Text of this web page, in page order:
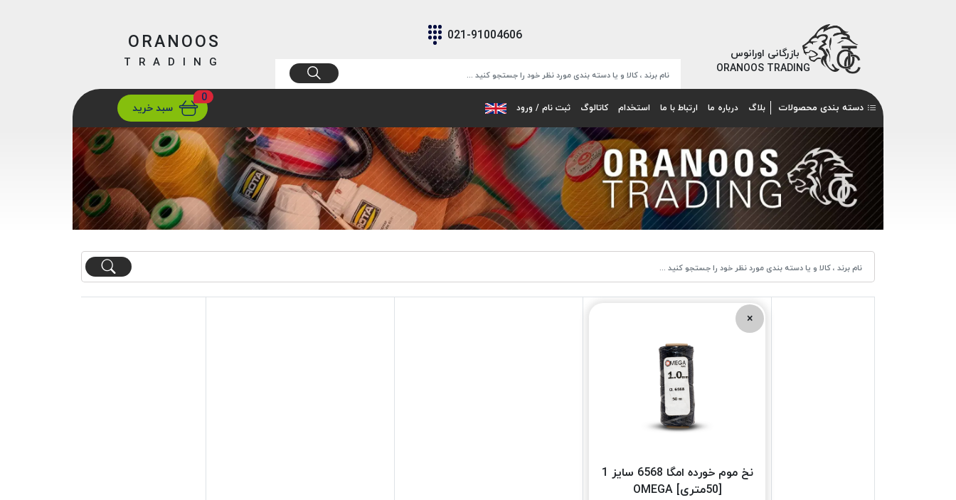
بازرگانی اورانوس
ORANOOS TRADING
021-91004606
ارسالتهران/ تهران
ORANOOS
TRADING
دسته بندی محصولات بلاگ درباره ما ارتباط با ما استخدام کاتالوگ ثبت نام / ورود
0
سبد خرید
×
نخ موم خورده امگا 6568 سایز 1
[50متری] OMEGA